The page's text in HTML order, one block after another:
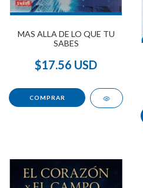
MAS ALLA DE LO QUE TU
SABES
$17.56 USD